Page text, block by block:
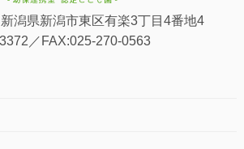
潟県新潟市東区有楽3丁目4番地4
／FAX:025-270-0563